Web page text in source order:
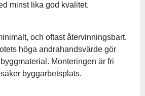
minst lika god kvalitet.
och oftast återvinningsbart.
höga andrahandsvärde gör
Monteringen är fri
byggarbetsplats.